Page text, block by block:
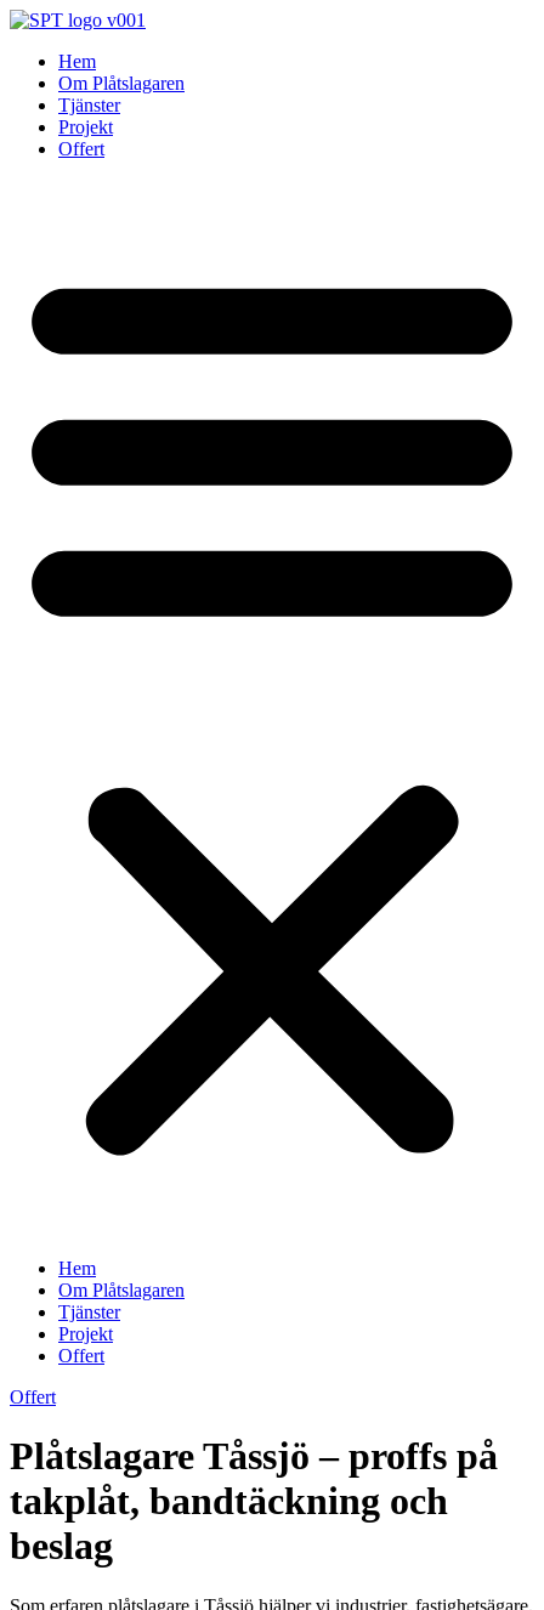
Skip
contentHem
Om Plåtslagaren
Tjänster
Projekt
Offert
Hem
Om Plåtslagaren
Tjänster
Projekt
Offert
Offert
Plåtslagare Tåssjö – proffs på
takplåt, bandtäckning och
beslag
Som erfaren plåtslagare i Tåssjö hjälper vi industrier, fastighetsägare,